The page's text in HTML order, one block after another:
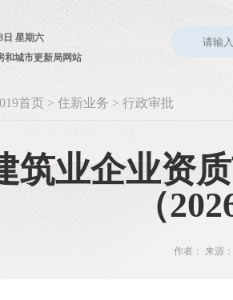
日 星期六
和城市更新局网站
首页 > 住新业务 > 行政审批
筑业企业资
（
作者： 来源